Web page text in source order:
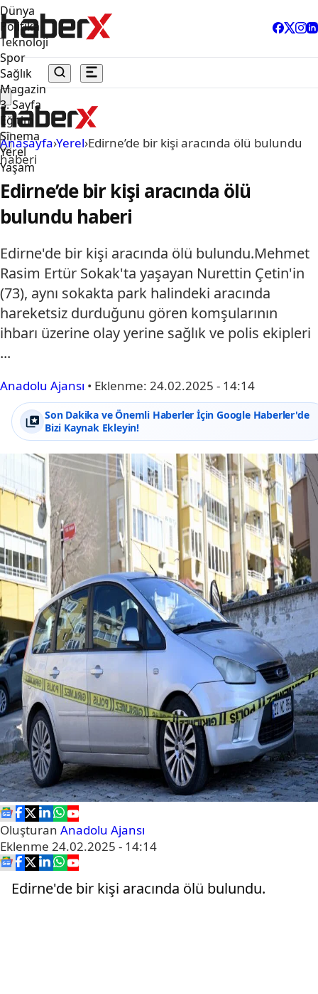
Dünya
Politika
Teknoloji
Spor
Sağlık
Magazin
3. Sayfa
Eğitim
Sinema
Yerel
Yaşam
Anasayfa›Yerel›Edirne’de bir kişi aracında ölü bulundu
haberi
Edirne’de bir kişi aracında ölü
bulundu haberi
Edirne'de bir kişi aracında ölü bulundu.Mehmet
Rasim Ertür Sokak'ta yaşayan Nurettin Çetin'in
(73), aynı sokakta park halindeki aracında
hareketsiz durduğunu gören komşularının
ihbarı üzerine olay yerine sağlık ve polis ekipleri
...
Anadolu Ajansı • Eklenme: 24.02.2025 - 14:14
Son Dakika ve Önemli Haberler İçin Google Haberler'de
Bizi Kaynak Ekleyin!
Oluşturan Anadolu Ajansı
Eklenme 24.02.2025 - 14:14
Edirne'de bir kişi aracında ölü bulundu.